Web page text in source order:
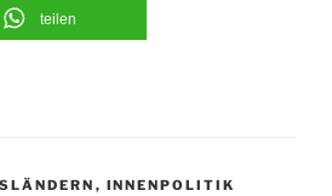
teilen
, INNENPOLITIK